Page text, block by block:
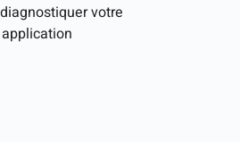
votre